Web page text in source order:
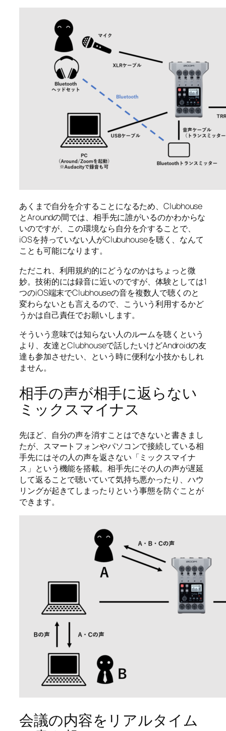
あくまで自分を介することになるため、Clubhouse
とAroundの間では、相手先に誰がいるのかわからな
いのですが、この環境なら自分を介することで、
iOSを持っていない人がClubuhouseを聴く、なんて
ことも可能になります。
ただこれ、利用規約的にどうなのかはちょっと微
妙。技術的には録音に近いのですが、体験としては1
つのiOS端末でClubhouseの音を複数人で聴くのと
変わらないとも言えるので、こういう利用するかど
うかは自己責任でお願いします。
そういう意味では知らない人のルームを聴くという
より、友達とClubhouseで話したいけどAndroidの友
達も参加させたい、という時に便利な小技かもしれ
ません。
相手の声が相手に返らない
ミックスマイナス
先ほど、自分の声を消すことはできないと書きまし
たが、スマートフォンやパソコンで接続している相
手先にはその人の声を返さない「ミックスマイナ
ス」という機能を搭載。相手先にその人の声が遅延
して返ることで聴いていて気持ち悪かったり、ハウ
リングが起きてしまったりという事態を防ぐことが
できます。
会議の内容をリアルタイム